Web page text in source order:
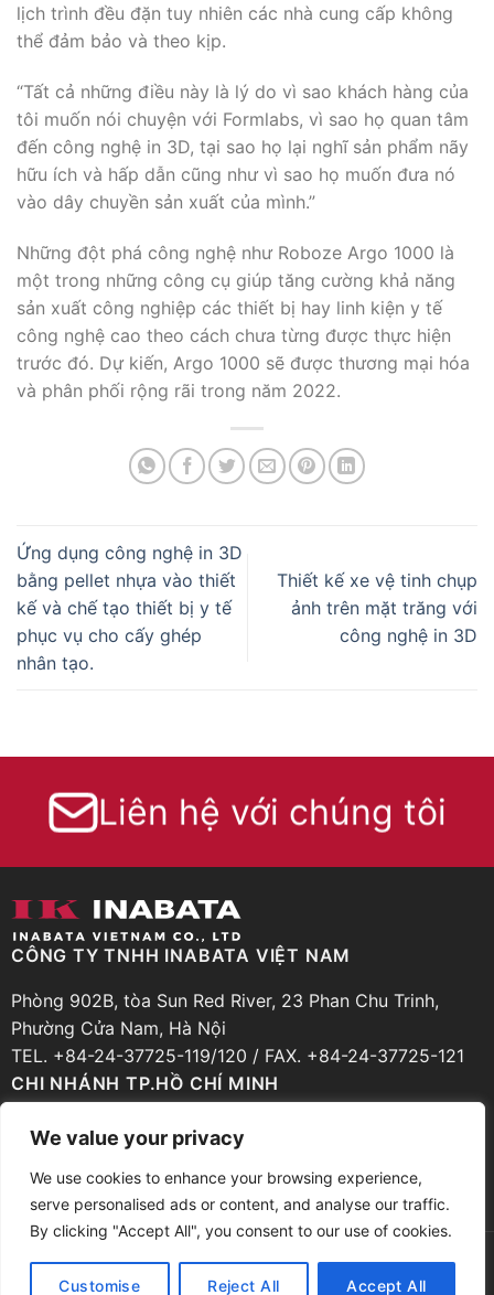
We value your privacy
We use cookies to enhance your browsing experience,
serve personalised ads or content, and analyse our traffic.
By clicking "Accept All", you consent to our use of cookies.
Customise Reject All Accept All
lịch trình đều đặn tuy nhiên các nhà cung cấp không
thể đảm bảo và theo kịp.
“Tất cả những điều này là lý do vì sao khách hàng của
tôi muốn nói chuyện với Formlabs, vì sao họ quan tâm
đến công nghệ in 3D, tại sao họ lại nghĩ sản phẩm nãy
hữu ích và hấp dẫn cũng như vì sao họ muốn đưa nó
vào dây chuyền sản xuất của mình.”
Những đột phá công nghệ như Roboze Argo 1000 là
một trong những công cụ giúp tăng cường khả năng
sản xuất công nghiệp các thiết bị hay linh kiện y tế
công nghệ cao theo cách chưa từng được thực hiện
trước đó. Dự kiến, Argo 1000 sẽ được thương mại hóa
và phân phối rộng rãi trong năm 2022.
Ứng dụng công nghệ in 3D
bằng pellet nhựa vào thiết
kế và chế tạo thiết bị y tế
phục vụ cho cấy ghép
nhân tạo.
Thiết kế xe vệ tinh chụp
ảnh trên mặt trăng với
công nghệ in 3D
Liên hệ với chúng tôi
CÔNG TY TNHH INABATA VIỆT NAM
Phòng 902B, tòa Sun Red River, 23 Phan Chu Trinh,
Phường Cửa Nam, Hà Nội
TEL. +84-24-37725-119/120 / FAX. +84-24-37725-121
CHI NHÁNH TP.HỒ CHÍ MINH
Phòng 206, Tầng 2, Cao ốc Zen Plaza, 54-56 Nguyễn
Trãi, Phường Bến Thành, TP.Hồ Chí Minh
TEL. +84-28-39251-935 / FAX. +84-28-39251-936
Sơ Đồ WebsiteChính Sách Bảo MậtĐiều Khoản Sử Dụng
© Copyright Inabata & Co., Ltd. 2018 All rights reserved.